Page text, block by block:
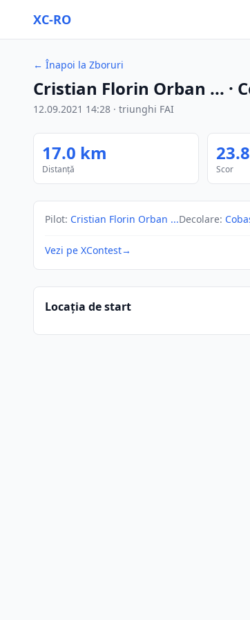
XC-RO
← Înapoi la Zboruri
Cristian Florin Orban ... ·
12.09.2021 14:28 · triunghi FAI
17.0 km
Distanță
23.8
Scor
Pilot: Cristian Florin Orban ...Decolare:
Vezi pe XContest→
Locația de start